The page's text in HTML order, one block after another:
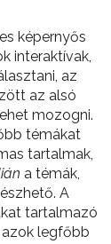
képernyős
interaktívak,
az
az alsó
mozogni.
témákat
tartalmak,
a témák,
A
tartalmazó
legfőbb